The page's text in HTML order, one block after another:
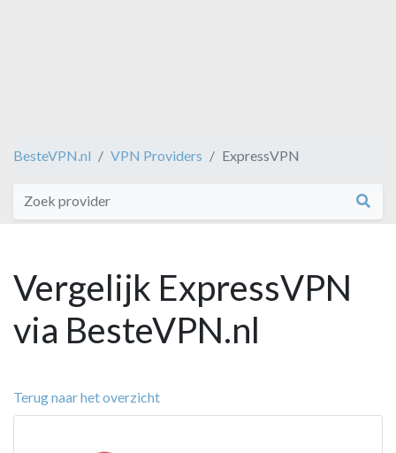
BesteVPN.nl VPN Providers ExpressVPN
Vergelijk ExpressVPN
via BesteVPN.nl
Terug naar het overzicht